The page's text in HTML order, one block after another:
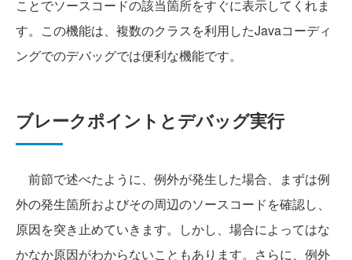
ことでソースコードの該当箇所をすぐに表示してくれま
す。この機能は、複数のクラスを利用したJavaコーディ
ングでのデバッグでは便利な機能です。
ブレークポイントとデバッグ実行
前節で述べたように、例外が発生した場合、まずは例
外の発生箇所およびその周辺のソースコードを確認し、
原因を突き止めていきます。しかし、場合によってはな
かなか原因がわからないこともあります。さらに、例外